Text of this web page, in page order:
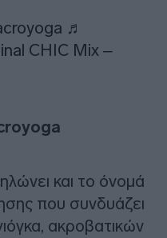
♬
CHIC Mix –
και το όνομά
που συνδυάζει
ακροβατικών